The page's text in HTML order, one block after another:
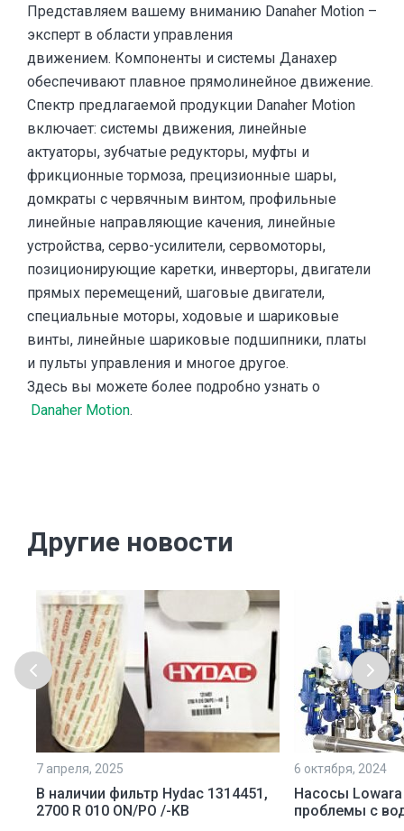
Представляем вашему вниманию Danaher Motion –
эксперт в области управления
движением. Компоненты и системы Данахер
обеспечивают плавное прямолинейное движение.
Спектр предлагаемой продукции Danaher Motion
включает: системы движения, линейные
актуаторы, зубчатые редукторы, муфты и
фрикционные тормоза, прецизионные шары,
домкраты с червячным винтом, профильные
линейные направляющие качения, линейные
устройства, серво-усилители, сервомоторы,
позиционирующие каретки, инверторы, двигатели
прямых перемещений, шаговые двигатели,
специальные моторы, ходовые и шариковые
винты, линейные шариковые подшипники, платы
и пульты управления и многое другое.
Здесь вы можете более подробно узнать о
Danaher Motion.
Другие новости
7 апреля, 2025
В наличии фильтр Hydac 1314451,
2700 R 010 ON/PO /-KB
6 октября, 2024
Насосы
проблемы с